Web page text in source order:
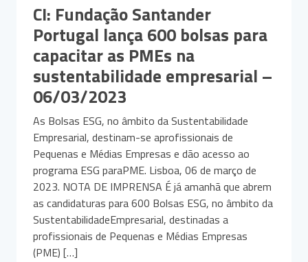
CI: Fundação Santander
Portugal lança 600 bolsas para
capacitar as PMEs na
sustentabilidade empresarial –
06/03/2023
As Bolsas ESG, no âmbito da Sustentabilidade
Empresarial, destinam-se aprofissionais de
Pequenas e Médias Empresas e dão acesso ao
programa ESG paraPME. Lisboa, 06 de março de
2023. NOTA DE IMPRENSA É já amanhã que abrem
as candidaturas para 600 Bolsas ESG, no âmbito da
SustentabilidadeEmpresarial, destinadas a
profissionais de Pequenas e Médias Empresas
(PME) […]